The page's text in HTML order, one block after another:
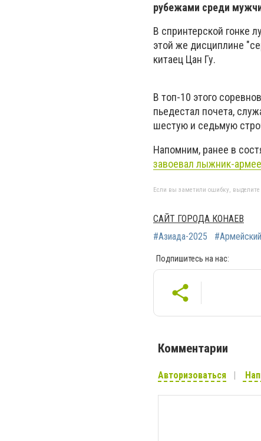
рубежами среди
В спринтерской гонке
этой же дисциплине
китаец Цан Гу.
В топ-10 этого
пьедестал почета,
шестую и седьмую
Напомним, ранее в
завоевал лыжник-
Если вы заметили ошибку, выделите
САЙТ ГОРОДА КОНАЕВ
#Азиада-2025
Подпишитесь на нас:
Комментарии
Авторизоваться